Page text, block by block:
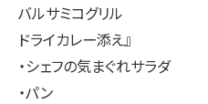
バルサミコグリル
ドライカレー添え』
・シェフの気まぐれサラダ
・パン